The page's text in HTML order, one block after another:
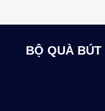
BỘ QUÀ